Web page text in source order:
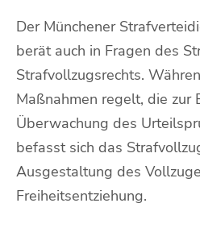
Der Münchener
berät auch in Fragen des
Strafvollzugsrechts.
Maßnahmen regelt, die zur
Überwachung des
befasst sich das
Ausgestaltung des
Freiheitsentziehung.